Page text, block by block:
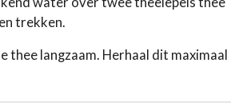
trekken.
thee langzaam. Herhaal dit maximaal